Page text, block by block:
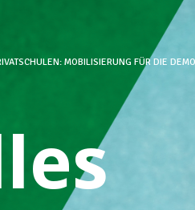
MOBILISIERUNG FÜR DIE